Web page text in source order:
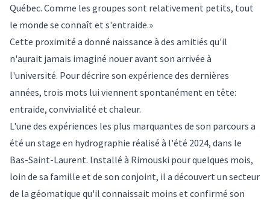
Québec. Comme les groupes sont relativement petits, tout
le monde se connaît et s'entraide.»
Cette proximité a donné naissance à des amitiés qu'il
n'aurait jamais imaginé nouer avant son arrivée à
l'université. Pour décrire son expérience des dernières
années, trois mots lui viennent spontanément en tête:
entraide, convivialité et chaleur.
L'une des expériences les plus marquantes de son parcours a
été un stage en hydrographie réalisé à l'été 2024, dans le
Bas-Saint-Laurent. Installé à Rimouski pour quelques mois,
loin de sa famille et de son conjoint, il a découvert un secteur
de la géomatique qu'il connaissait moins et confirmé son